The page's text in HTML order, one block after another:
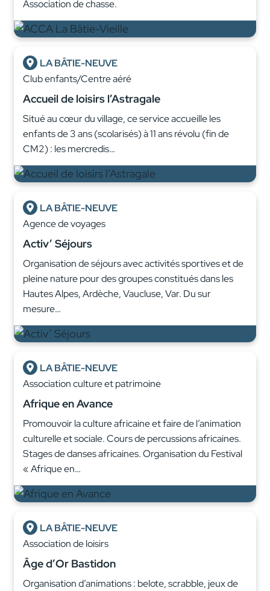
Association de chasse.
LA BÂTIE-NEUVE
Club enfants/Centre aéré
Accueil de loisirs l’Astragale
Situé au cœur du village, ce service accueille les
enfants de 3 ans (scolarisés) à 11 ans révolu (fin de
CM2) : les mercredis…
LA BÂTIE-NEUVE
Agence de voyages
Activ’ Séjours
Organisation de séjours avec activités sportives et de
pleine nature pour des groupes constitués dans les
Hautes Alpes, Ardèche, Vaucluse, Var. Du sur
mesure…
LA BÂTIE-NEUVE
Association culture et patrimoine
Afrique en Avance
Promouvoir la culture africaine et faire de l’animation
culturelle et sociale. Cours de percussions africaines.
Stages de danses africaines. Organisation du Festival
« Afrique en…
LA BÂTIE-NEUVE
Association de loisirs
Âge d’Or Bastidon
Organisation d’animations : belote, scrabble, jeux de